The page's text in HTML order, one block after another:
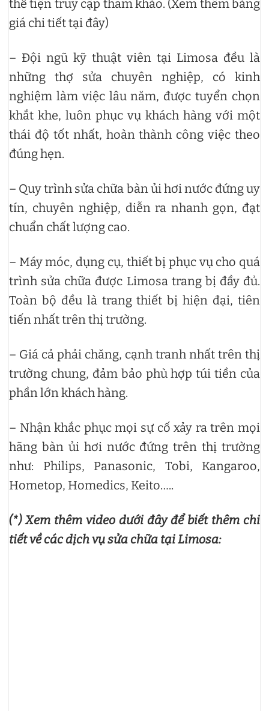
thể tiện truy cập tham khảo. (Xem thêm bảng
giá chi tiết tại đây)
– Đội ngũ kỹ thuật viên tại Limosa đều là
những thợ sửa chuyên nghiệp, có kinh
nghiệm làm việc lâu năm, được tuyển chọn
khắt khe, luôn phục vụ khách hàng với một
thái độ tốt nhất, hoàn thành công việc theo
đúng hẹn.
– Quy trình sửa chữa bàn ủi hơi nước đứng uy
tín, chuyên nghiệp, diễn ra nhanh gọn, đạt
chuẩn chất lượng cao.
– Máy móc, dụng cụ, thiết bị phục vụ cho quá
trình sửa chữa được Limosa trang bị đầy đủ.
Toàn bộ đều là trang thiết bị hiện đại, tiên
tiến nhất trên thị trường.
– Giá cả phải chăng, cạnh tranh nhất trên thị
trường chung, đảm bảo phù hợp túi tiền của
phần lớn khách hàng.
– Nhận khắc phục mọi sự cố xảy ra trên mọi
hãng bàn ủi hơi nước đứng trên thị trường
như: Philips, Panasonic, Tobi, Kangaroo,
Hometop, Homedics, Keito…..
(*) Xem thêm video dưới đây để biết thêm chi
tiết về các dịch vụ sửa chữa tại Limosa: